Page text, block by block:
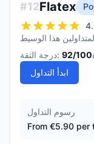
#12Flatex
درجة الثقة: 92/100
ابدأ التداول
رسوم التداول
From €5.90 per